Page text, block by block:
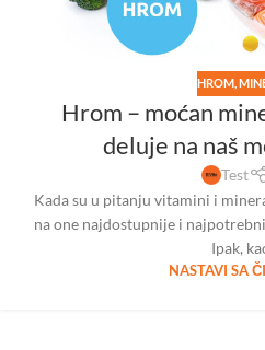
HROM,
Hrom – moćan
deluje na naš
Test
Kada su u pitanju vitamini i
na one najdostupnije i
Ipak,
NASTAVI SA